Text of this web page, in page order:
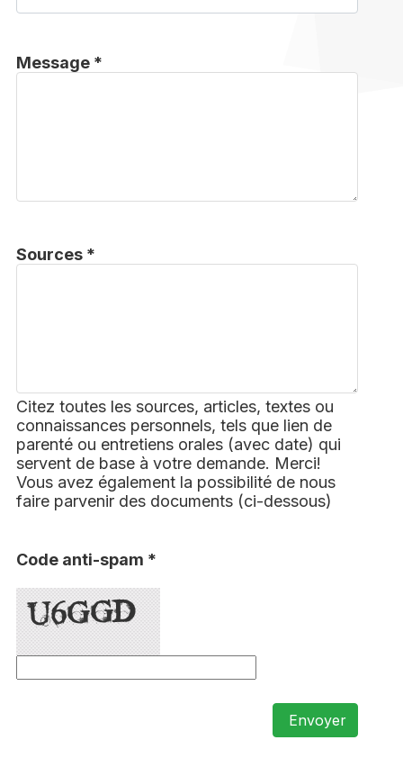
Message *
Sources *
Citez toutes les sources, articles, textes ou
connaissances personnels, tels que lien de
parenté ou entretiens orales (avec date) qui
servent de base à votre demande. Merci!
Vous avez également la possibilité de nous
faire parvenir des documents (ci-dessous)
Code anti-spam *
Envoyer